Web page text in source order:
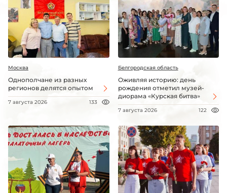
Москва
Однополчане из разных
регионов делятся опытом
7 августа 2026 133
Белгородская область
Оживляя историю: день
рождения отметил музей-
диорама «Курская битва»
7 августа 2026 122